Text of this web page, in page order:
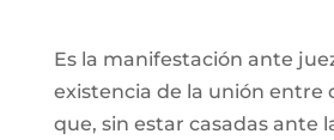
Es la manifestación ante
existencia de la unión entre
que, sin estar casadas ante